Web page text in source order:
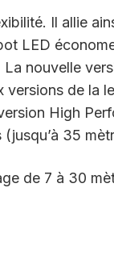
Il allie
LED
nouvelle
versions de la
High
35
de 7 à 30